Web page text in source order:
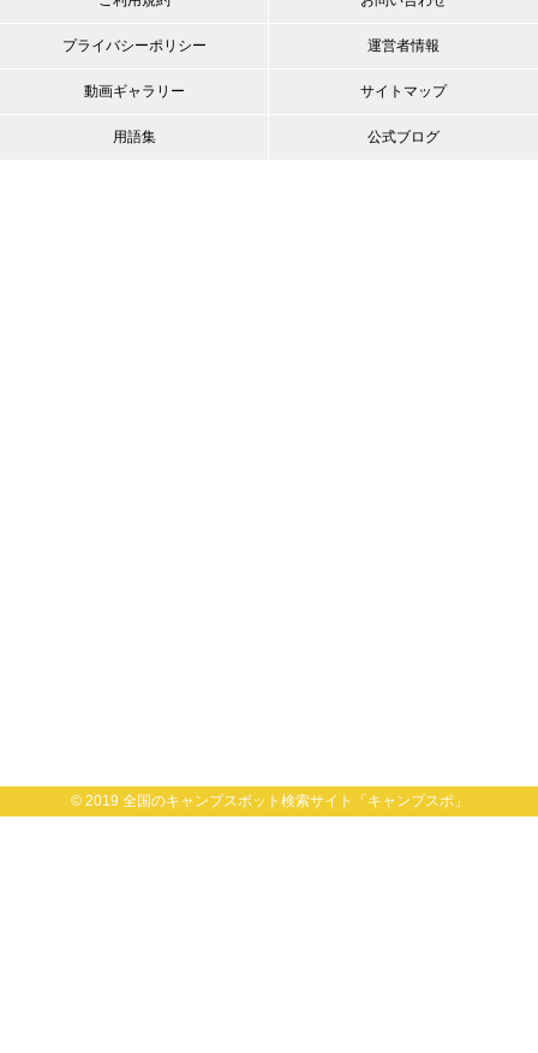
プライバシーポリシー
動画ギャラリー
用語集
運営者情報
サイトマップ
公式ブログ
© 2019 全国のキャンプスポット検索サイト「キャンプスポ」